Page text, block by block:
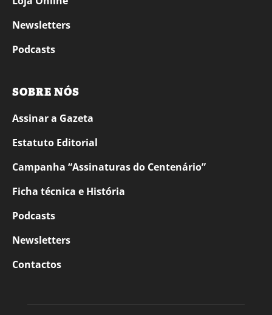
Newsletters
Podcasts
SOBRE NÓS
Assinar a Gazeta
Estatuto Editorial
Campanha “Assinaturas do Centenário”
Ficha técnica e História
Podcasts
Newsletters
Contactos